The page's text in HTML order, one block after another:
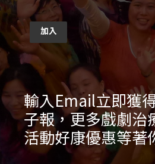
加入
輸入Email立即獲
子報，更多戲劇治
活動好康優惠等著